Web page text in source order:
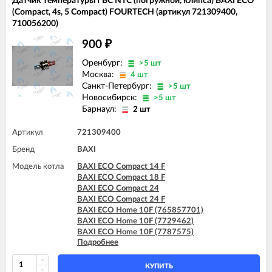
(Compact, 4s, 5 Compact) FOURTECH (артикул 721309400,
710056200)
900 ₽
Оренбург: >5 шт
Москва: 4 шт
Санкт-Петербург: >5 шт
Новосибирск: >5 шт
Барнаул: 2 шт
Артикул 721309400
Бренд BAXI
Модель котла
BAXI ECO Compact 14 F
BAXI ECO Compact 18 F
BAXI ECO Compact 24
BAXI ECO Compact 24 F
BAXI ECO Home 10F (765857701)
BAXI ECO Home 10F (7729462)
BAXI ECO Home 10F (7787575)
BAXI ECO Home 14F (765281001)
BAXI ECO Home 14F (7729463)
BAXI ECO Home 14F (7787576)
Подробнее
КУПИТЬ